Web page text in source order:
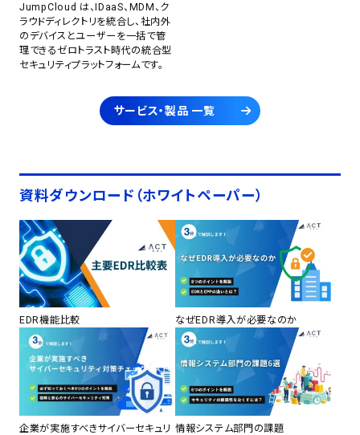
JumpCloud は、IDaaS、MDM、ク
ラウドディレクトリを統合し、社内外
のデバイスとユーザーを一括で管
理できるゼロトラスト時代の統合型
セキュリティプラットフォームです。
サービス・製品 一覧
資料ダウンロード（ホワイトペーパー）
EDR機能比較 なぜEDR導入が必要なのか
企業が実施すべきサイバーセキュリ 情報システム部門の課題